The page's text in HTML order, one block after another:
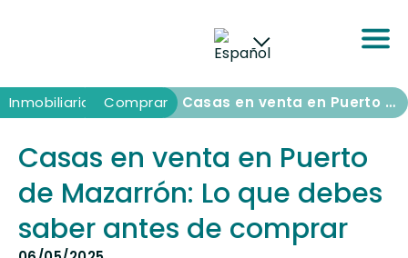
Inmobiliaria
Inmobiliaria Comprar Casas en venta en Puerto de Mazarrón: Lo que debes saber antes de comprar
Casas en venta en Puerto
de Mazarrón: Lo que debes
saber antes de comprar